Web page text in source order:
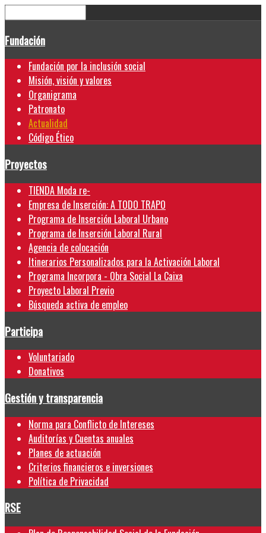
Fundación
Fundación por la inclusión social
Misión, visión y valores
Organigrama
Patronato
Actualidad
Código Ético
Proyectos
TIENDA Moda re-
Empresa de Inserción: A TODO TRAPO
Programa de Inserción Laboral Urbano
Programa de Inserción Laboral Rural
Agencia de colocación
Itinerarios Personalizados para la Activación Laboral
Programa Incorpora - Obra Social La Caixa
Proyecto Laboral Previo
Búsqueda activa de empleo
Participa
Voluntariado
Donativos
Gestión y transparencia
Norma para Conflicto de Intereses
Auditorías y Cuentas anuales
Planes de actuación
Criterios financieros e inversiones
Política de Privacidad
RSE